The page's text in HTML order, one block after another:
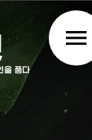
menu